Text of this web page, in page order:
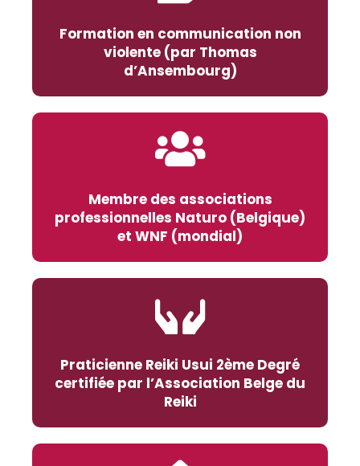
Formation en communication non
violente (par Thomas
d’Ansembourg)
Membre des associations
professionnelles Naturo (Belgique)
et WNF (mondial)
Praticienne Reiki Usui 2ème Degré
certifiée par l’Association Belge du
Reiki